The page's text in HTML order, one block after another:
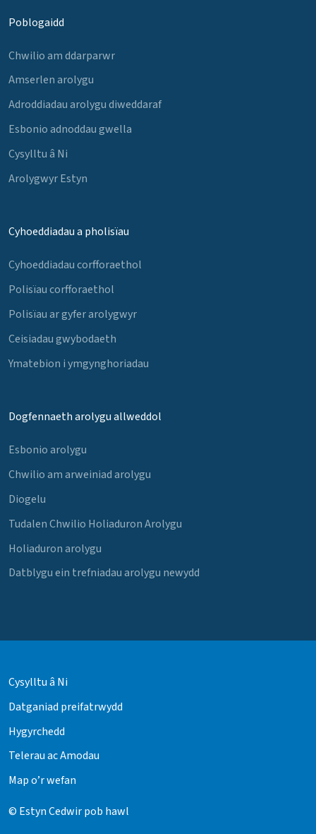
Poblogaidd
Chwilio am ddarparwr
Amserlen arolygu
Adroddiadau arolygu diweddaraf
Esbonio adnoddau gwella
Cysylltu â Ni
Arolygwyr Estyn
Cyhoeddiadau a pholisïau
Cyhoeddiadau corfforaethol
Polisïau corfforaethol
Polisïau ar gyfer arolygwyr
Ceisiadau gwybodaeth
Ymatebion i ymgynghoriadau
Dogfennaeth arolygu allweddol
Esbonio arolygu
Chwilio am arweiniad arolygu
Diogelu
Tudalen Chwilio Holiaduron Arolygu
Holiaduron arolygu
Datblygu ein trefniadau arolygu newydd
Cysylltu â Ni
Datganiad preifatrwydd
Hygyrchedd
Telerau ac Amodau
Map o’r wefan
© Estyn Cedwir pob hawl